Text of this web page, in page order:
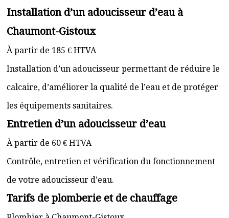
Installation d’un adoucisseur d’eau à
Chaumont-Gistoux
À partir de 185 € HTVA
Installation d’un adoucisseur permettant de réduire le
calcaire, d’améliorer la qualité de l’eau et de protéger
les équipements sanitaires.
Entretien d’un adoucisseur d’eau
À partir de 60 € HTVA
Contrôle, entretien et vérification du fonctionnement
de votre adoucisseur d’eau.
Tarifs de plomberie et de chauffage